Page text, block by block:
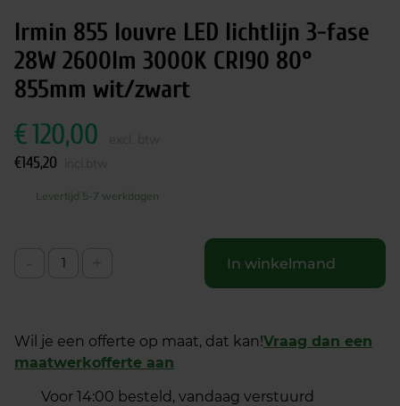
Irmin 855 louvre LED lichtlijn 3-fase
28W 2600lm 3000K CRI90 80°
855mm wit/zwart
€120,00
€145,20
Levertijd 5-7 werkdagen
In winkelmand
Wil je een offerte op maat, dat kan!Vraag dan een
maatwerkofferte aan
Voor 14:00 besteld, vandaag verstuurd